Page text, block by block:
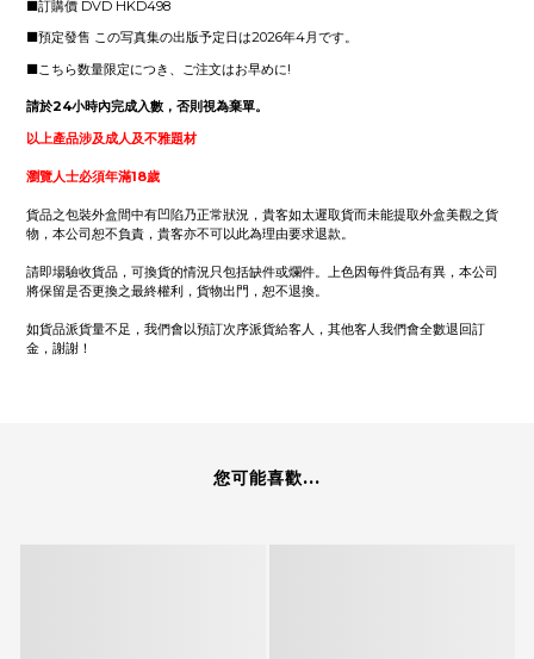
■訂購價 DVD HKD498
■預定發售 この写真集の出版予定日は2026年4月です。
■こちら数量限定につき、ご注文はお早めに!
請於24小時內完成入數，否則視為棄單。
以上產品涉及成人及不雅題材
瀏覽人士必須年滿18歲
貨品之包裝外盒間中有凹陷乃正常狀況，貴客如太遲取貨而未能提取外盒美觀之貨
物，本公司恕不負責，貴客亦不可以此為理由要求退款。
請即場驗收貨品，可換貨的情況只包括缺件或爛件。上色因每件貨品有異，本公司
將保留是否更換之最終權利，貨物出門，恕不退換。
如貨品派貨量不足，我們會以預訂次序派貨給客人，其他客人我們會全數退回訂
金，謝謝！
您可能喜歡...